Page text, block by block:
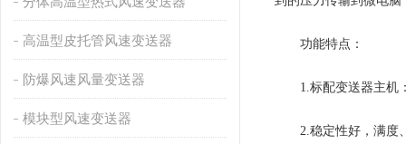
高温型皮托管风速变送器
防爆风速风量变送器
模块型风速变送器
功能特点：
1.标配变送器主机：
2.稳定性好，满度、